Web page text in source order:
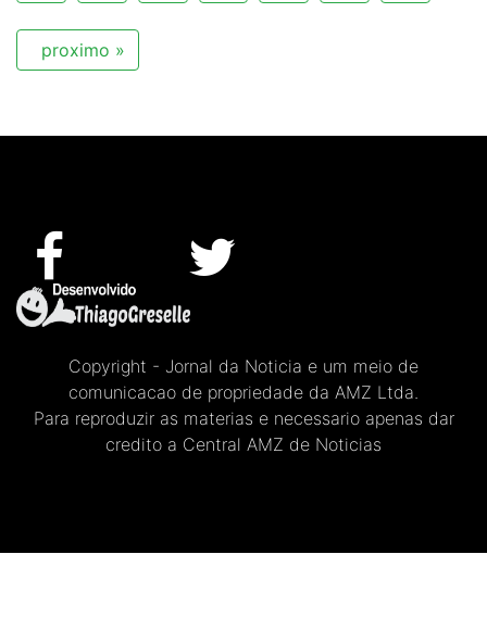
proximo »
Copyright - Jornal da Noticia e um meio de
comunicacao de propriedade da AMZ Ltda.
Para reproduzir as materias e necessario apenas dar
credito a Central AMZ de Noticias